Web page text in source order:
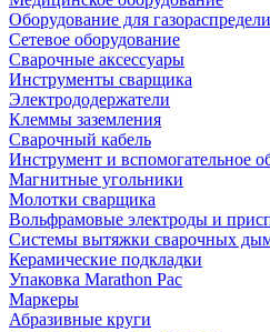
Оборудование для
Сетевое оборудование
Сварочные аксессуары
Инструменты сварщика
Электрододержатели
Клеммы заземления
Сварочный кабель
Инструмент и вспомогательное
Магнитные угольники
Молотки сварщика
Вольфрамовые электроды и
Системы вытяжки сварочных
Керамические подкладки
Упаковка Marathon Pac
Маркеры
Абразивные круги